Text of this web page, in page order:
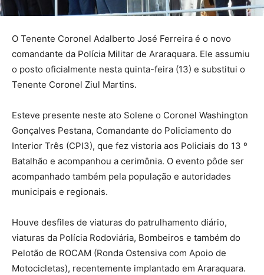
O Tenente Coronel Adalberto José Ferreira é o novo
comandante da Polícia Militar de Araraquara. Ele assumiu
o posto oficialmente nesta quinta-feira (13) e substitui o
Tenente Coronel Ziul Martins.
Esteve presente neste ato Solene o Coronel Washington
Gonçalves Pestana, Comandante do Policiamento do
Interior Três (CPI3), que fez vistoria aos Policiais do 13 º
Batalhão e acompanhou a cerimônia. O evento pôde ser
acompanhado também pela população e autoridades
municipais e regionais.
Houve desfiles de viaturas do patrulhamento diário,
viaturas da Polícia Rodoviária, Bombeiros e também do
Pelotão de ROCAM (Ronda Ostensiva com Apoio de
Motocicletas), recentemente implantado em Araraquara.